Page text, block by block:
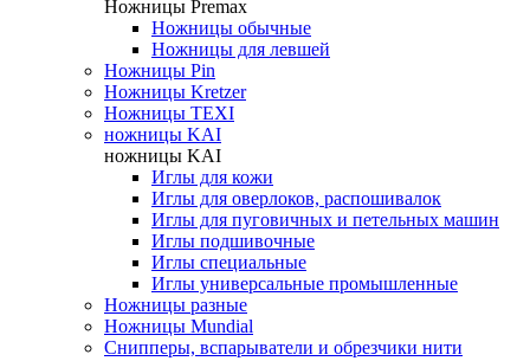
Ножницы Premax
Ножницы обычные
Ножницы для левшей
Ножницы Pin
Ножницы Kretzer
Ножницы TEXI
ножницы KAI
ножницы KAI
Иглы для кожи
Иглы для оверлоков, распошивалок
Иглы для пуговичных и петельных машин
Иглы подшивочные
Иглы специальные
Иглы универсальные промышленные
Ножницы разные
Ножницы Mundial
Снипперы, вспарыватели и обрезчики нити